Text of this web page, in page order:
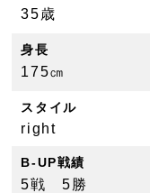
35歳
身長
175㎝
スタイル
right
B-UP戦績
5戦 5勝